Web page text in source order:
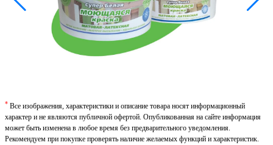
* Все изображения, характеристики и описание товара носят информационный
характер и не являются публичной офертой. Опубликованная на сайте информация
может быть изменена в любое время без предварительного уведомления.
Рекомендуем при покупке проверять наличие желаемых функций и характеристик.